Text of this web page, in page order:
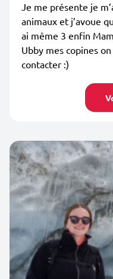
Je me présente je
animaux et j’avoue
ai même 3 enfin
Ubby mes copines
contacter :)